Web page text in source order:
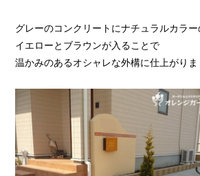
グレーのコンクリートにナチュラルカラー
イエローとブラウンが入ることで
温かみのあるオシャレな外構に仕上がりま